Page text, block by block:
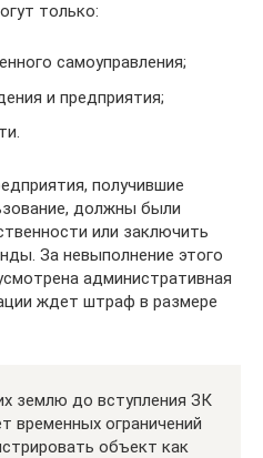
только:
самоуправления;
и предприятия;
получившие
должны были
или заключить
За невыполнение этого
административная
ждет штраф в размере
землю до вступления ЗК
временных ограничений
объект как